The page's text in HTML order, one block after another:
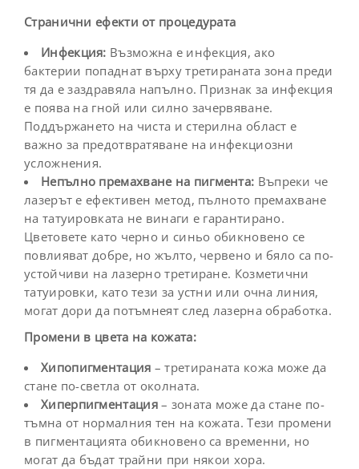
Странични ефекти от процедурата
Инфекция: Възможна е инфекция, ако
бактерии попаднат върху третираната зона преди
тя да е заздравяла напълно. Признак за инфекция
е поява на гной или силно зачервяване.
Поддържането на чиста и стерилна област е
важно за предотвратяване на инфекциозни
усложнения.
Непълно премахване на пигмента: Въпреки че
лазерът е ефективен метод, пълното премахване
на татуировката не винаги е гарантирано.
Цветовете като черно и синьо обикновено се
повлияват добре, но жълто, червено и бяло са по-
устойчиви на лазерно третиране. Козметични
татуировки, като тези за устни или очна линия,
могат дори да потъмнеят след лазерна обработка.
Промени в цвета на кожата:
Хипопигментация – третираната кожа може да
стане по-светла от околната.
Хиперпигментация– зоната може да стане по-
тъмна от нормалния тен на кожата. Тези промени
в пигментацията обикновено са временни, но
могат да бъдат трайни при някои хора.